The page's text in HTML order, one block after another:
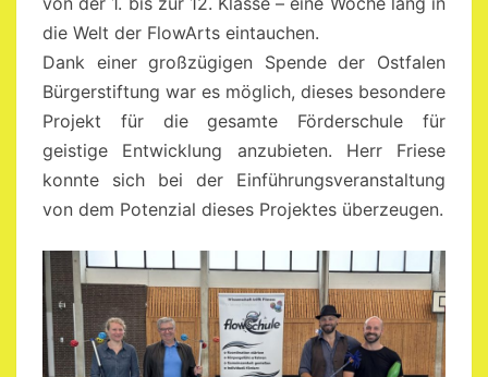
die Welt der FlowArts eintauchen.
Dank einer großzügigen Spende der Ostfalen
Bürgerstiftung war es möglich, dieses besondere
Projekt für die gesamte Förderschule für
geistige Entwicklung anzubieten. Herr Friese
konnte sich bei der Einführungsveranstaltung
von dem Potenzial dieses Projektes überzeugen.